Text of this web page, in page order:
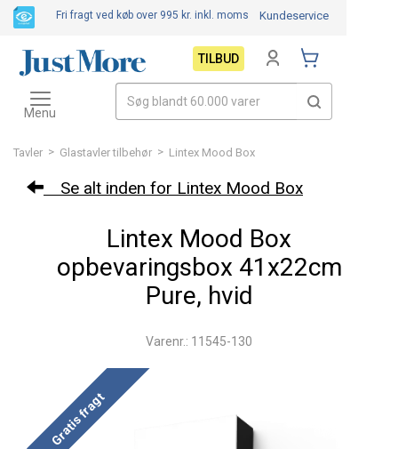
Tavler > Glastavler tilbehør > Lintex Mood Box
Se alt inden for Lintex Mood Box
Lintex Mood Box
opbevaringsbox 41x22cm
Pure, hvid
Varenr.: 11545-130
Gratis fragt
Fri fragt ved køb over 995 kr. inkl. moms Kundeservice
TILBUD
Toggle
navigation
Menu